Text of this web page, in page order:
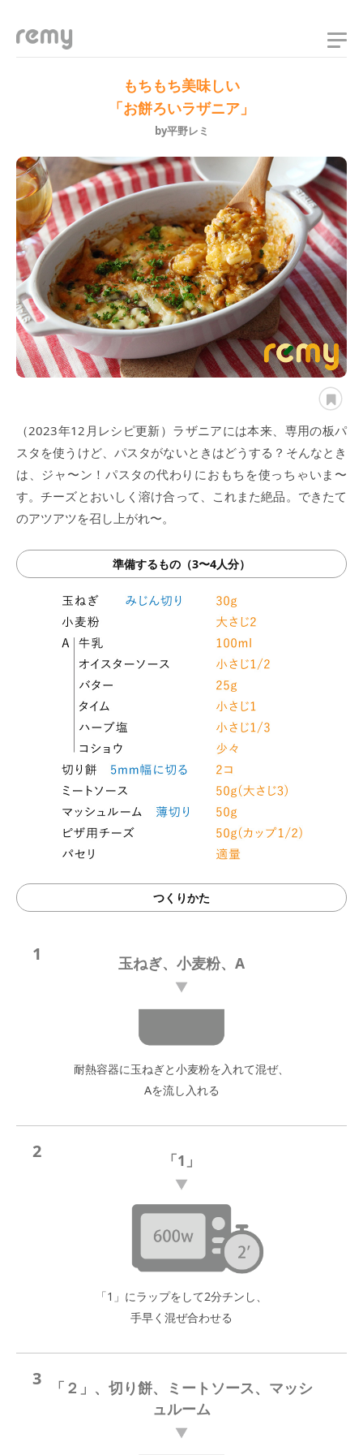
もちもち美味しい
「お餅ろいラザニア」
by平野レミ
（2023年12月レシピ更新）ラザニアには本来、専用の板パ
スタを使うけど、パスタがないときはどうする？そんなとき
は、ジャ〜ン！パスタの代わりにおもちを使っちゃいま〜
す。チーズとおいしく溶け合って、これまた絶品。できたて
のアツアツを召し上がれ〜。
準備するもの（3〜4人分）
つくりかた
1 玉ねぎ、小麦粉、A
耐熱容器に玉ねぎと小麦粉を入れて混ぜ、
Aを流し入れる
2 「1」
「1」にラップをして2分チンし、
手早く混ぜ合わせる
3
「２」、切り餅、ミートソース、マッシ
ュルーム